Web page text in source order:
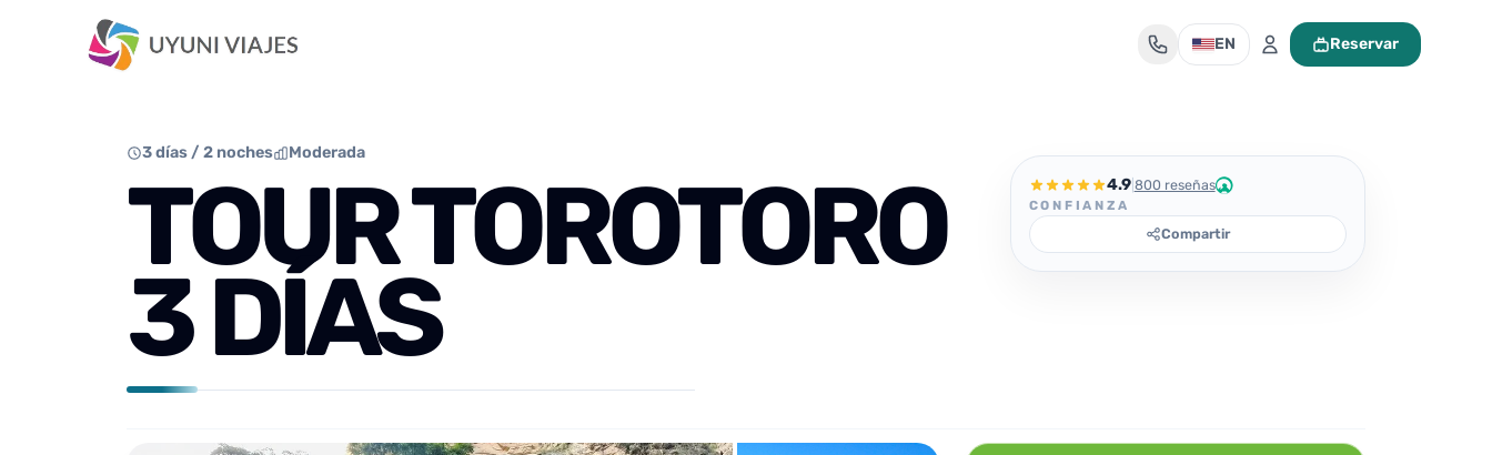
EN Reservar
Tu maleta está vacía
Encuentra un tour y pulsa «Reservar» para añadirlo aquí.
3 días / 2 noches Moderada
TOUR TOROTORO
3 DÍAS
4.9| 800 reseñas
CONFIANZA
Compartir